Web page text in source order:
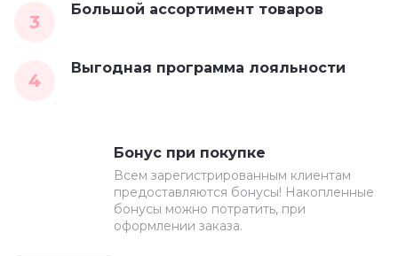
3
Большой ассортимент товаров
4
Выгодная программа лояльности
Бонус при покупке
Всем зарегистрированным клиентам
предоставляются бонусы! Накопленные
бонусы можно потратить, при
оформлении заказа.